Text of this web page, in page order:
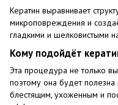
Кератин выравнивает
микроповреждения и
гладкими и шелковистыми
Кому подойдёт
Эта процедура не только
поэтому она будет
блестящим, ухоженным и